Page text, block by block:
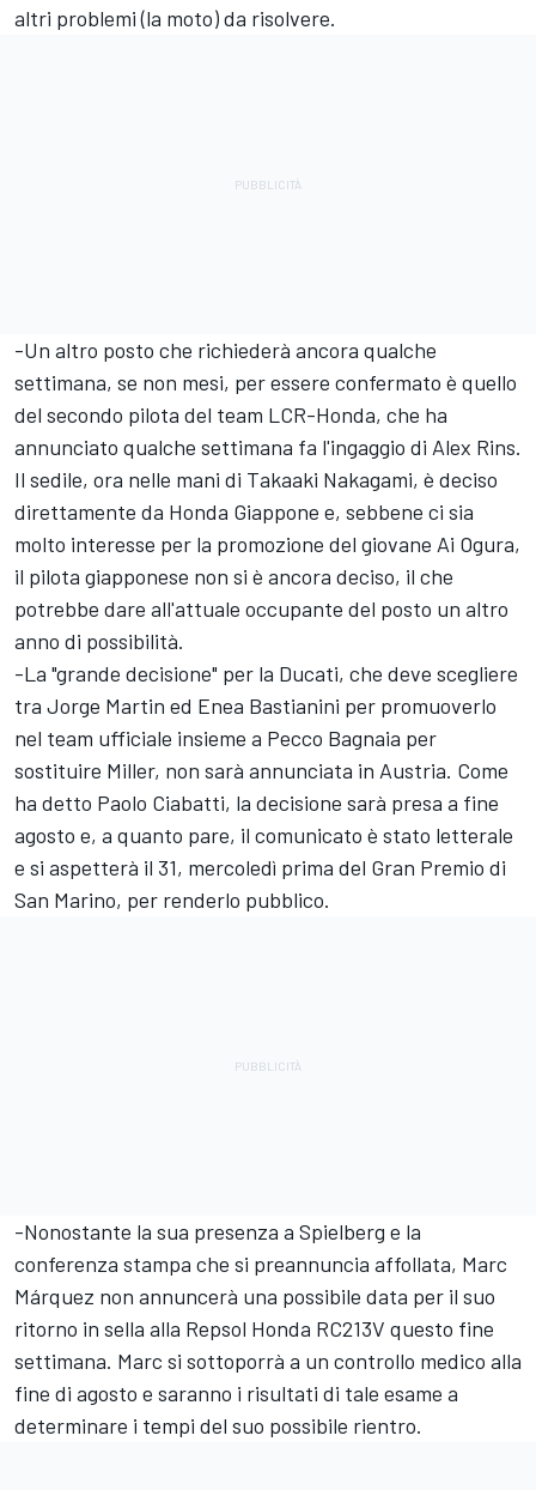
altri problemi (la moto) da risolvere.
-Un altro posto che richiederà ancora qualche
settimana, se non mesi, per essere confermato è quello
del secondo pilota del team LCR-Honda, che ha
annunciato qualche settimana fa l'ingaggio di Alex Rins.
Il sedile, ora nelle mani di Takaaki Nakagami, è deciso
direttamente da Honda Giappone e, sebbene ci sia
molto interesse per la promozione del giovane Ai Ogura,
il pilota giapponese non si è ancora deciso, il che
potrebbe dare all'attuale occupante del posto un altro
anno di possibilità.
-La "grande decisione" per la Ducati, che deve scegliere
tra Jorge Martin ed Enea Bastianini per promuoverlo
nel team ufficiale insieme a Pecco Bagnaia per
sostituire Miller, non sarà annunciata in Austria. Come
ha detto Paolo Ciabatti, la decisione sarà presa a fine
agosto e, a quanto pare, il comunicato è stato letterale
e si aspetterà il 31, mercoledì prima del Gran Premio di
San Marino, per renderlo pubblico.
-Nonostante la sua presenza a Spielberg e la
conferenza stampa che si preannuncia affollata, Marc
Márquez non annuncerà una possibile data per il suo
ritorno in sella alla Repsol Honda RC213V questo fine
settimana. Marc si sottoporrà a un controllo medico alla
fine di agosto e saranno i risultati di tale esame a
determinare i tempi del suo possibile rientro.